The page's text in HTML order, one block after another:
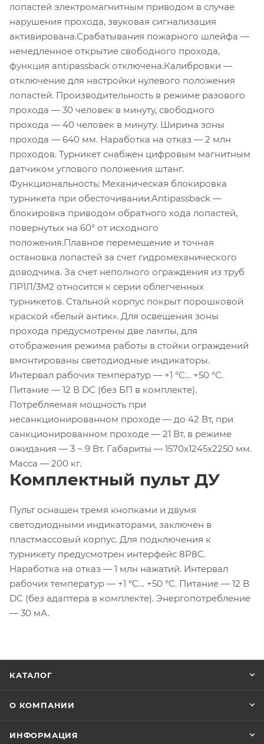
лопастей электромагнитным приводом в случае
нарушения прохода, звуковая сигнализация
активирована.Срабатывания пожарного шлейфа —
немедленное открытие свободного прохода,
функция antipassback отключена.Калибровки —
отключение для настройки нулевого положения
лопастей. Производительность в режиме разового
прохода — 30 человек в минуту, свободного
прохода — 40 человек в минуту. Ширина зоны
прохода — 640 мм. Наработка на отказ — 2 млн
проходов. Турникет снабжен цифровым магнитным
датчиком углового положения штанг.
Функциональность: Механическая блокировка
турникета при обесточивании.Antipassback —
блокировка приводом обратного хода лопастей,
повернутых на 60° от исходного
положения.Плавное перемещение и точная
остановка лопастей за счет гидромеханического
доводчика. За счет неполного ограждения из труб
ПР1Л/3М2 относится к серии облегченных
турникетов. Стальной корпус покрыт порошковой
краской «белый антик». Для освещения зоны
прохода предусмотрены две лампы, для
отображения режима работы в стойки ограждений
вмонтированы светодиодные индикаторы.
Интервал рабочих температур — +1 °С… +50 °С.
Питание — 12 В DC (без БП в комплекте).
Потребляемая мощность при
несанкционированном проходе — до 42 Вт, при
санкционированном проходе — 21 Вт, в режиме
ожидания — 3 ~ 9 Вт. Габариты — 1570x1245x2250 мм.
Масса — 200 кг.
Комплектный пульт ДУ
Пульт оснащен тремя кнопками и двумя
светодиодными индикаторами, заключен в
пластмассовый корпус. Для подключения к
турникету предусмотрен интерфейс 8P8C.
Наработка на отказ — 1 млн нажатий. Интервал
рабочих температур — +1 °С… +50 °С. Питание — 12 В
DC (без адаптера в комплекте). Энергопотребление
— 30 мА.
КАТАЛОГ
О КОМПАНИИ
ИНФОРМАЦИЯ